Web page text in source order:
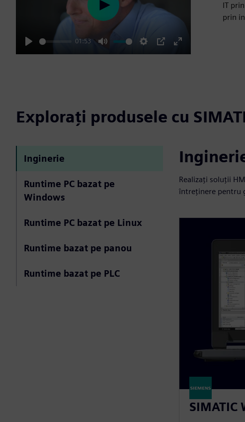
Play
01:53
Mute Settings
PIP
Enter
Play
IT
prin
Explorați produsele cu
Inginerie
Runtime PC bazat pe
Windows
Runtime PC bazat pe Linux
Runtime bazat pe panou
Runtime bazat pe PLC
Realizați soluții
întreținere pentru
SIMATIC